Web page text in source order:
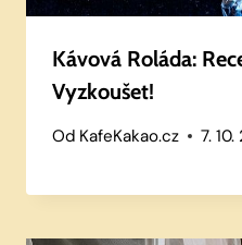
Kávová Roláda:
Vyzkoušet!
Od KafeKakao.cz 7.